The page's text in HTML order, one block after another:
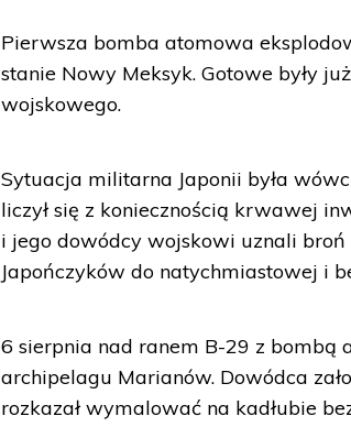
Pierwsza bomba atomowa
stanie Nowy Meksyk. Gotowe były
wojskowego.
Sytuacja militarna Japonii była
liczył się z koniecznością krwawej
i jego dowódcy wojskowi uznali
Japończyków do natychmiastowej i
6 sierpnia nad ranem B-29 z
archipelagu Marianów. Dowódca
rozkazał wymalować na kadłubie